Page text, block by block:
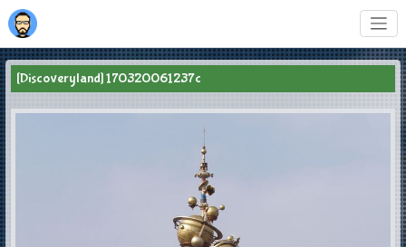
[Discoveryland] 170320061237c